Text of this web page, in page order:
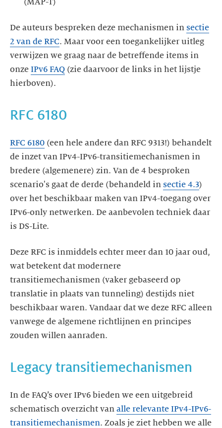
(MAP-T)
De auteurs bespreken deze mechanismen in sectie
2 van de RFC. Maar voor een toegankelijker uitleg
verwijzen we graag naar de betreffende items in
onze IPv6 FAQ (zie daarvoor de links in het lijstje
hierboven).
RFC 6180
RFC 6180 (een hele andere dan RFC 9313!) behandelt
de inzet van IPv4-IPv6-transitiemechanismen in
bredere (algemenere) zin. Van de 4 besproken
scenario's gaat de derde (behandeld in sectie 4.3)
over het beschikbaar maken van IPv4-toegang over
IPv6-only netwerken. De aanbevolen techniek daar
is DS-Lite.
Deze RFC is inmiddels echter meer dan 10 jaar oud,
wat betekent dat modernere
transitiemechanismen (vaker gebaseerd op
translatie in plaats van tunneling) destijds niet
beschikbaar waren. Vandaar dat we deze RFC alleen
vanwege de algemene richtlijnen en principes
zouden willen aanraden.
Legacy transitiemechanismen
In de FAQ’s over IPv6 bieden we een uitgebreid
schematisch overzicht van alle relevante IPv4-IPv6-
transitiemechanismen. Zoals je ziet hebben we alle